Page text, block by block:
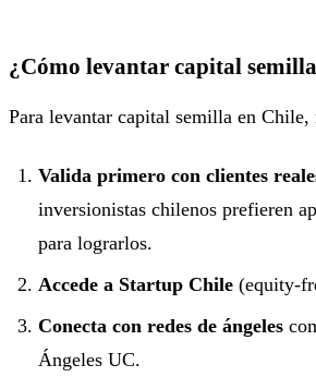
¿Cómo levantar capital
Para levantar capital semilla en Chile,
Valida primero con clientes
inversionistas chilenos prefieren
para lograrlos.
Accede a Startup Chile (equity-
Conecta con redes de ángeles
Ángeles UC.